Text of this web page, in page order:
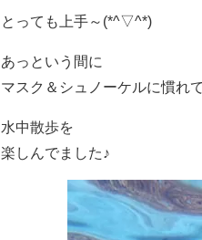
とっても上手～(*^▽^*)
あっという間に
マスク＆シュノーケルに慣れ
水中散歩を
楽しんでました♪